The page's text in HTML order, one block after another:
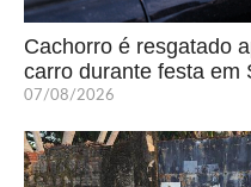
Cachorro é resgatado
carro durante festa em
07/08/2026